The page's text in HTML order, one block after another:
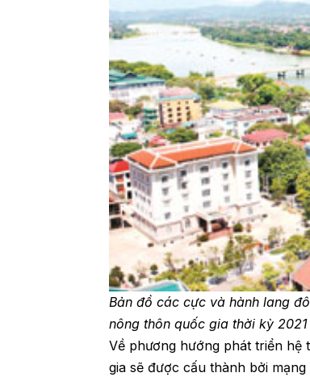
Bản đồ các cực và hành lang
nông thôn quốc gia thời kỳ
Về phương hướng phát triển
gia sẽ được cấu thành bởi